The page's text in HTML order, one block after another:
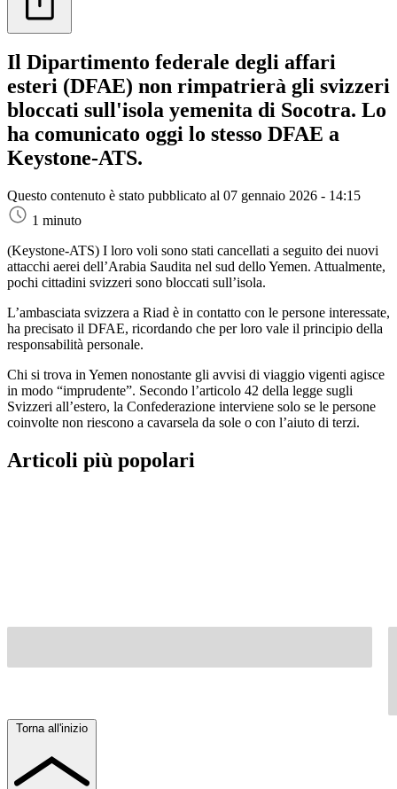
Il Dipartimento federale degli affari
esteri (DFAE) non rimpatrierà gli svizzeri
bloccati sull'isola yemenita di Socotra. Lo
ha comunicato oggi lo stesso DFAE a
Keystone-ATS.
Questo contenuto è stato pubblicato al 07 gennaio 2026 - 14:15
1 minuto
(Keystone-ATS) I loro voli sono stati cancellati a seguito dei nuovi
attacchi aerei dell’Arabia Saudita nel sud dello Yemen. Attualmente,
pochi cittadini svizzeri sono bloccati sull’isola.
L’ambasciata svizzera a Riad è in contatto con le persone interessate,
ha precisato il DFAE, ricordando che per loro vale il principio della
responsabilità personale.
Chi si trova in Yemen nonostante gli avvisi di viaggio vigenti agisce
in modo “imprudente”. Secondo l’articolo 42 della legge sugli
Svizzeri all’estero, la Confederazione interviene solo se le persone
coinvolte non riescono a cavarsela da sole o con l’aiuto di terzi.
Articoli più popolari
Torna all'inizio